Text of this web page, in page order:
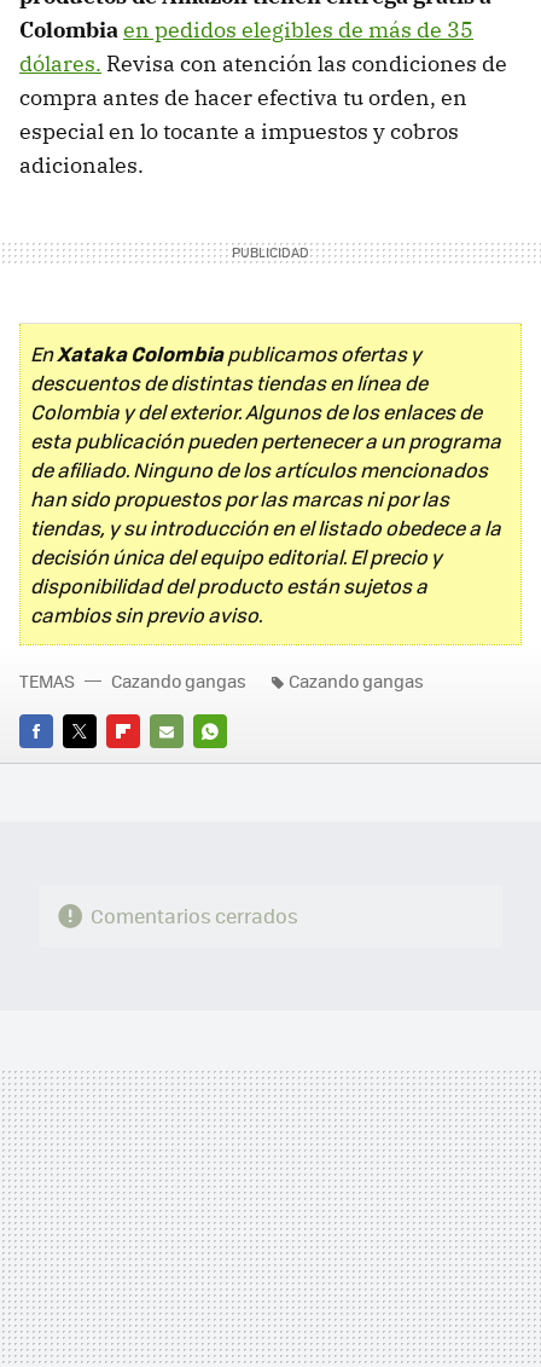
Colombiaen pedidos elegibles de más de 35
dólares. Revisa con atención las condiciones de
compra antes de hacer efectiva tu orden, en
especial en lo tocante a impuestos y cobros
adicionales.
EnXataka Colombiapublicamos ofertas y
descuentos de distintas tiendas en línea de
Colombia y del exterior. Algunos de los enlaces de
esta publicación pueden pertenecer a un programa
de afiliado. Ninguno de los artículos mencionados
han sido propuestos por las marcas ni por las
tiendas, y su introducción en el listado obedece a la
decisión única del equipo editorial. El precio y
disponibilidad del producto están sujetos a
cambios sin previo aviso.
FACEBOOK
TWITTERFLIPBOARD
E-
WHATSAPP
TEMAS Cazando gangas Cazando gangas
Comentarios cerrados